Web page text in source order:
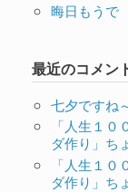
晦日もうで
最近のコメン
七夕ですね
「人生１
ダ作り」ち
「人生１
ダ作り」ち